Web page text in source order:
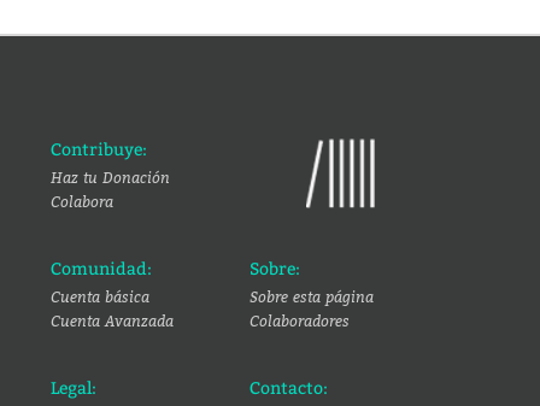
Contribuye:
Haz tu Donación
Colabora
Comunidad:
Cuenta básica
Cuenta Avanzada
Sobre:
Sobre esta página
Colaboradores
Legal: Contacto: